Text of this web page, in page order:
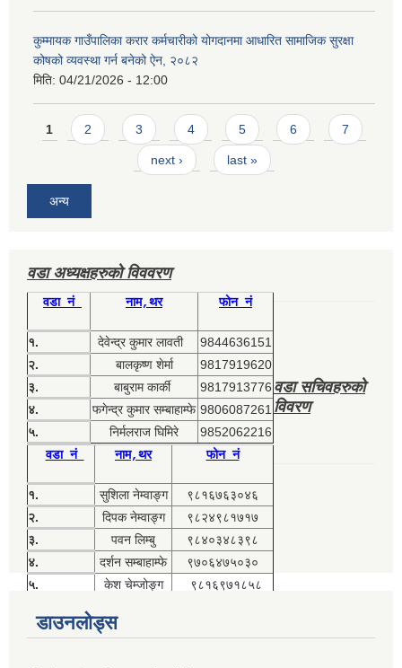
कुम्मायक गाउँपालिका करार कर्मचारीको योगदानमा आधारित सामाजिक सुरक्षा
कोषको व्यवस्था गर्न बनेको ऐन, २०८२
मिति: 04/21/2026 - 12:00
Pages
1 2 3 4 5 6 7
next › last »
अन्य
वडा अध्यक्षहरुको विववरण
वडा नं नाम,थर फोन नं
१. देवेन्द्र कुमार लावती
9844636151
२.
बालकृष्ण शेर्मा
9817919620
३.
बाबुराम कार्की
9817913776
४.
फगेन्द्र कुमार सम्बाहाम्फे 9806087261
५.
निर्मलराज घिमिरे 9852062216
वडा सचिवहरुको
विवरण
वडा नं नाम,थर फोन नं
१. सुशिला नेम्वाङ्ग
९८१६७६३०४६
२.
दिपक नेम्वाङ्ग
९८२४९८१७१७
३.
पवन लिम्बु
९८४०३४८३९८
४.
दर्शन सम्बाहाम्फे
९७०६४७५०३०
५.
केश चेम्जोङ्ग ९८१६९७१८५८
डाउनलोड्स